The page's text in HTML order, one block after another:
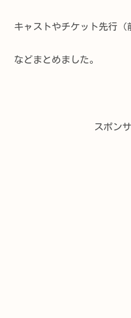
キャストやチケット先行（
などまとめました。
スポン